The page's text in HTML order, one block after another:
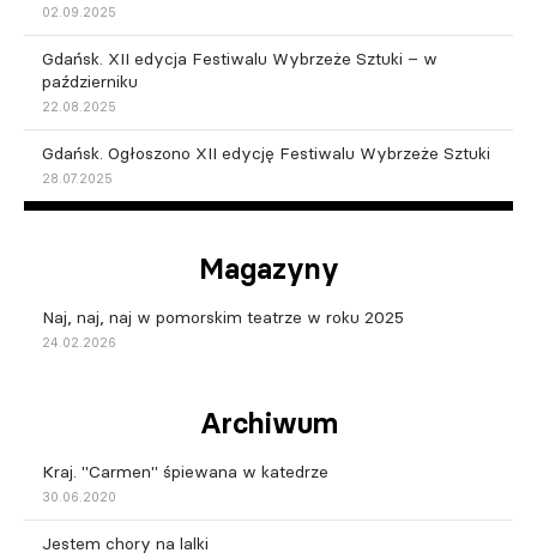
02.09.2025
Gdańsk. XII edycja Festiwalu Wybrzeże Sztuki – w
październiku
22.08.2025
Gdańsk. Ogłoszono XII edycję Festiwalu Wybrzeże Sztuki
28.07.2025
Magazyny
Naj, naj, naj w pomorskim teatrze w roku 2025
24.02.2026
Archiwum
Kraj. "Carmen" śpiewana w katedrze
30.06.2020
Jestem chory na lalki